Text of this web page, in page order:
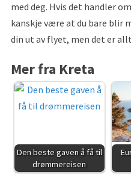
med deg. Hvis det handler
kanskje være at du bare blir
din ut av flyet, men det er
Mer fra Kreta
Den beste gaven å få til
drømmereisen